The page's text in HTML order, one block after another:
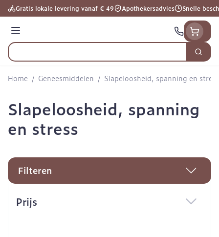
Ga naar de inhoud
Gratis lokale levering vanaf € 49 Apothekersadvies Snelle
Menu
Product, merk, categorie...
Zoek
Home / Geneesmiddelen / Slapeloosheid, spanning en stress
Slapeloosheid, spanning
en stress
Filteren
Prijs